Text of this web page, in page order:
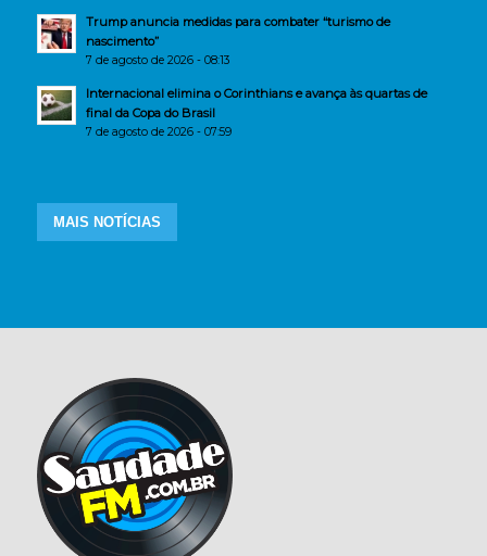
Trump anuncia medidas para combater “turismo de
nascimento”
7 de agosto de 2026 - 08:13
Internacional elimina o Corinthians e avança às quartas de
final da Copa do Brasil
7 de agosto de 2026 - 07:59
MAIS NOTÍCIAS